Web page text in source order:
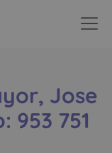
Jose
953 751